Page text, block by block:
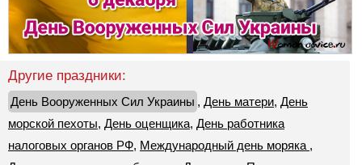
Другие праздники:
День Вооруженных Сил Украины , День матери, День
морской пехоты, День оценщика, День работника
налоговых органов РФ, Международный день моряка ,